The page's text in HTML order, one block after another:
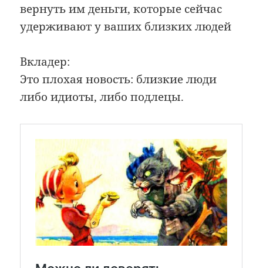
вернуть им деньги, которые сейчас
удерживают у ваших близких людей
Вкладер:
Это плохая новость: близкие люди
либо идиоты, либо подлецы.